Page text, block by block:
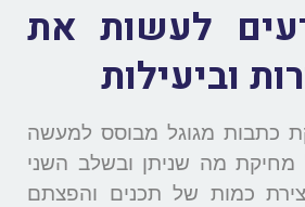
לעשות את
וביעילות
כתבות מגוגל מבוסס למעשה
מה שניתן ובשלב השני
כמות של תכנים והפצתם